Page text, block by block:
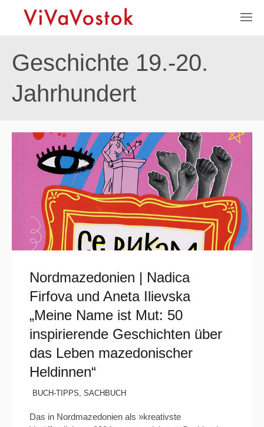
Geschichte 19.-20.
Jahrhundert
Nordmazedonien | Nadica
Firfova und Aneta Ilievska
„Meine Name ist Mut: 50
inspirierende Geschichten über
das Leben mazedonischer
Heldinnen“
BUCH-TIPPS, SACHBUCH
Das in Nordmazedonien als »kreativste